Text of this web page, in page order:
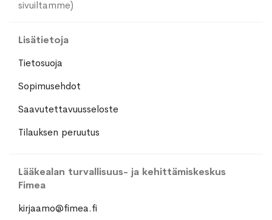
sivuiltamme)
Lisätietoja
Tietosuoja
Sopimusehdot
Saavutettavuusseloste
Tilauksen peruutus
Lääkealan turvallisuus- ja kehittämiskeskus
Fimea
kirjaamo@fimea.fi